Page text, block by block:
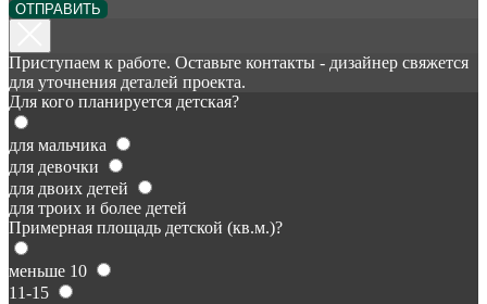
ОТПРАВИТЬ
Приступаем к работе. Оставьте контакты - дизайнер свяжется
для уточнения деталей проекта.
Для кого планируется детская?
для мальчика
для девочки
для двоих детей
для троих и более детей
Примерная площадь детской (кв.м.)?
меньше 10
11-15